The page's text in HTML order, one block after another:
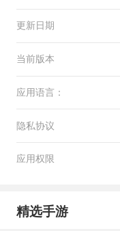
更新日期
当前版本
应用语言：
隐私协议
应用权限
精选手游